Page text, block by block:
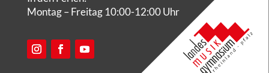
Montag – Freitag 10:00-12:00 Uhr